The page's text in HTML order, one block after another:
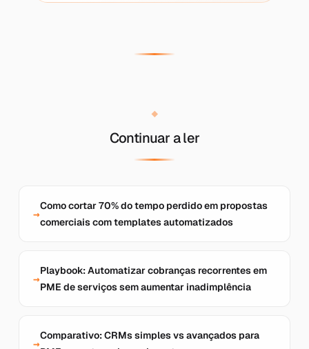
Continuar a ler
Como cortar 70% do tempo perdido em propostas
comerciais com templates automatizados
Playbook: Automatizar cobranças recorrentes em
PME de serviços sem aumentar inadimplência
Comparativo: CRMs simples vs avançados para